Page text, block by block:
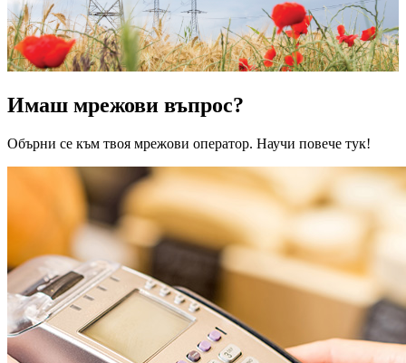
Имаш мрежови въпрос?
Обърни се към твоя мрежови оператор. Научи повече тук!